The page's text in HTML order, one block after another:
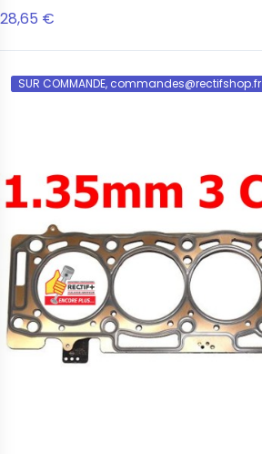
28,65 €
SUR COMMANDE, commandes@rectifshop.fr